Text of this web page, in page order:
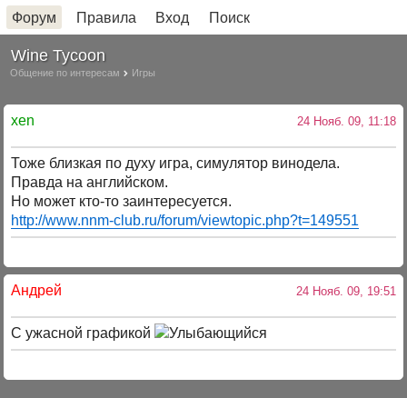
Форум Правила Вход Поиск
Wine Tycoon
Общение по интересам Игры
xen 24 Нояб. 09, 11:18
Тоже близкая по духу игра, симулятор винодела.
Правда на английском.
Но может кто-то заинтересуется.
http://www.nnm-club.ru/forum/viewtopic.php?t=149551
Андрей 24 Нояб. 09, 19:51
С ужасной графикой